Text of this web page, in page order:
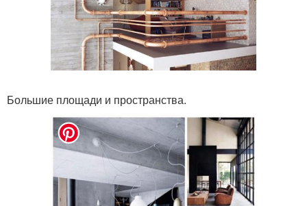
Большие площади и пространства.